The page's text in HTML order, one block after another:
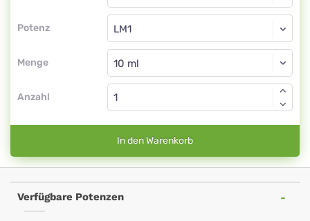
Potenz
Dilution
LM1
Menge
Dilution
Anzahl
In den Warenkorb
Verfügbare Potenzen